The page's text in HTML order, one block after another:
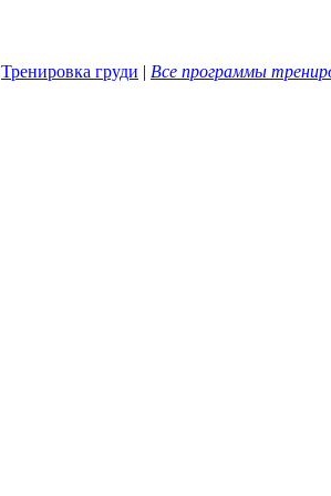
Тренировка груди | Все программы